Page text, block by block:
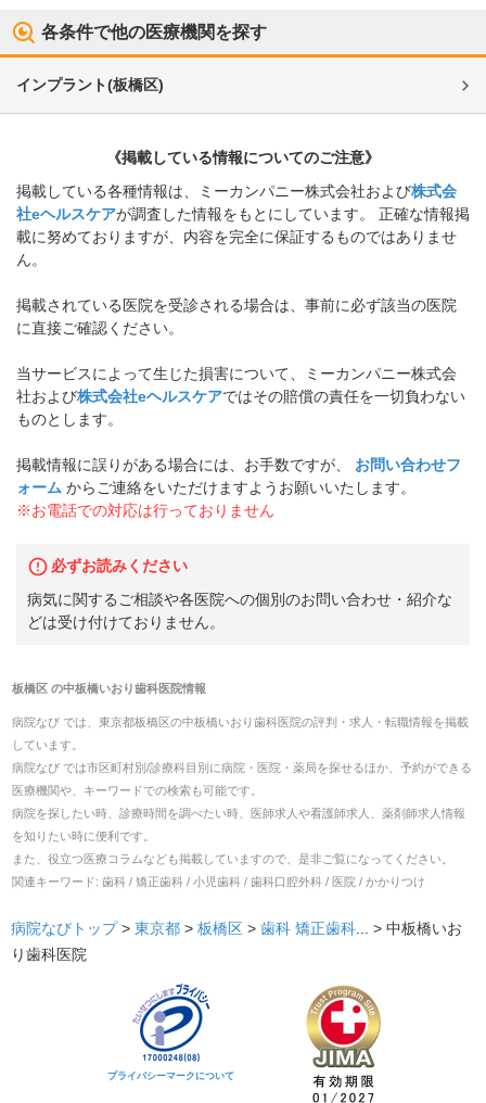
各条件で他の医療機関を探す
インプラント(板橋区)
《掲載している情報についてのご注意》
掲載している各種情報は、ミーカンパニー株式会社および株式会
社eヘルスケアが調査した情報をもとにしています。 正確な情報掲
載に努めておりますが、内容を完全に保証するものではありませ
ん。
掲載されている医院を受診される場合は、事前に必ず該当の医院
に直接ご確認ください。
当サービスによって生じた損害について、ミーカンパニー株式会
社および株式会社eヘルスケアではその賠償の責任を一切負わない
ものとします。
掲載情報に誤りがある場合には、お手数ですが、
お問い合わせフ
ォーム からご連絡をいただけますようお願いいたします。
※お電話での対応は行っておりません
必ずお読みください
病気に関するご相談や各医院への個別のお問い合わせ・紹介な
どは受け付けておりません。
板橋区の中板橋いおり歯科医院情報
病院なび では、 東京都板橋区の中板橋いおり歯科医院の評判・求人・転職情報を掲載
しています。
病院なび では市区町村別/診療科目別に病院・医院・薬局を探せるほか、予約ができる
医療機関や、キーワードでの検索も可能です。
病院を探したい時、診療時間を調べたい時、医師求人や看護師求人、薬剤師求人情報
を知りたい時に便利です。
また、役立つ医療コラムなども掲載していますので、是非ご覧になってください。
関連キーワード: 歯科 / 矯正歯科 / 小児歯科 / 歯科口腔外科 / 医院 / かかりつけ
病院なびトップ > 東京都 > 板橋区 > 歯科 矯正歯科... > 中板橋いお
り歯科医院
プライバシーマークについて